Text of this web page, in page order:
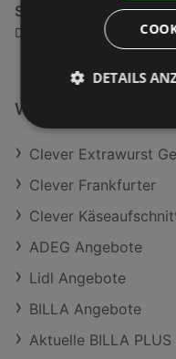
Spar Supermarkt
Dorfstraße 46, 6972
Weiterführende
Clever Extrawurst
Clever Frankfurter
Clever
ADEG Angebote
Lidl Angebote
BILLA Angebote
Aktuelle BILLA
DETAILS